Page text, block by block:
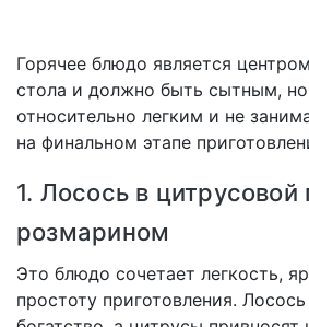
Горячее блюдо является
стола и должно быть сытным,
относительно легким и не
на финальном этапе
1. Лосось в цитрусовой
розмарином
Это блюдо сочетает легкость,
простоту приготовления.